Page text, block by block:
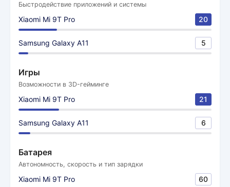
Быстродействие приложений и системы
Xiaomi Mi 9T Pro 20
Samsung Galaxy A11 5
Игры
Возможности в 3D-гейминге
Xiaomi Mi 9T Pro 21
Samsung Galaxy A11 6
Батарея
Автономность, скорость и тип зарядки
Xiaomi Mi 9T Pro 60